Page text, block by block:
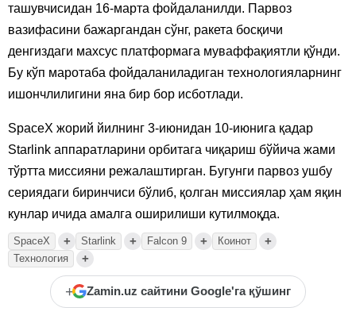
ташувчисидан 16-марта фойдаланилди. Парвоз
вазифасини бажаргандан сўнг, ракета босқичи
денгиздаги махсус платформага муваффақиятли қўнди.
Бу кўп маротаба фойдаланиладиган технологияларнинг
ишончлилигини яна бир бор исботлади.
SpaceX жорий йилнинг 3-июнидан 10-июнига қадар
Starlink аппаратларини орбитага чиқариш бўйича жами
тўртта миссияни режалаштирган. Бугунги парвоз ушбу
сериядаги биринчиси бўлиб, қолган миссиялар ҳам яқин
кунлар ичида амалга оширилиши кутилмоқда.
SpaceX + Starlink + Falcon 9 + Коинот +
Технология +
+ Zamin.uz сайтини Google'га қўшинг